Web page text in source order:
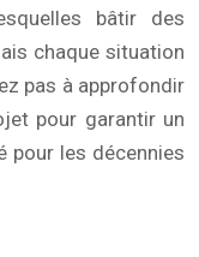
bâtir des
chaque situation
pas à approfondir
pour garantir un
pour les décennies